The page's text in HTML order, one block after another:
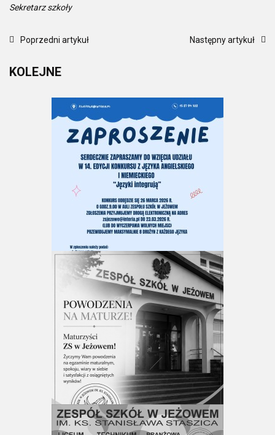
Sekretarz szkoły
Poprzedni artykuł Następny artykuł
KOLEJNE